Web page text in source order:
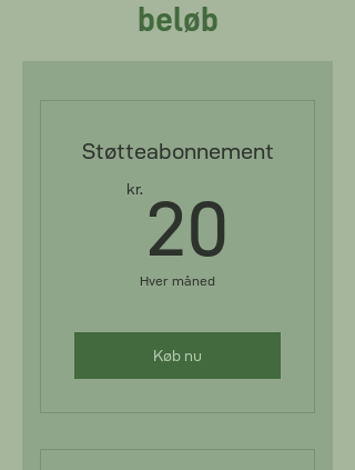
beløb
Støtteabonnement
kr. 20
Hver måned
Køb nu